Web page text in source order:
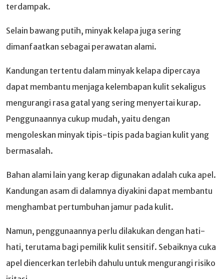
terdampak.
Selain bawang putih, minyak kelapa juga sering
dimanfaatkan sebagai perawatan alami.
Kandungan tertentu dalam minyak kelapa dipercaya
dapat membantu menjaga kelembapan kulit sekaligus
mengurangi rasa gatal yang sering menyertai kurap.
Penggunaannya cukup mudah, yaitu dengan
mengoleskan minyak tipis-tipis pada bagian kulit yang
bermasalah.
Bahan alami lain yang kerap digunakan adalah cuka apel.
Kandungan asam di dalamnya diyakini dapat membantu
menghambat pertumbuhan jamur pada kulit.
Namun, penggunaannya perlu dilakukan dengan hati-
hati, terutama bagi pemilik kulit sensitif. Sebaiknya cuka
apel diencerkan terlebih dahulu untuk mengurangi risiko